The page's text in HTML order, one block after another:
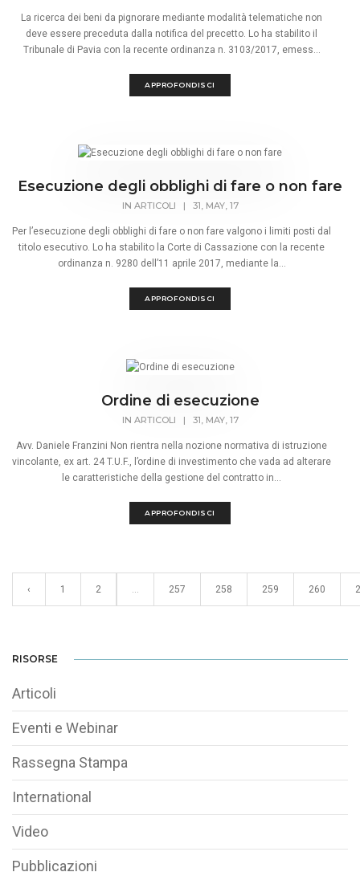
La ricerca dei beni da pignorare mediante modalità telematiche non
deve essere preceduta dalla notifica del precetto. Lo ha stabilito il
Tribunale di Pavia con la recente ordinanza n. 3103/2017, emess...
APPROFONDISCI
Esecuzione degli obblighi di fare o non fare
IN ARTICOLI | 31, MAY, 17
Per l’esecuzione degli obblighi di fare o non fare valgono i limiti posti dal
titolo esecutivo. Lo ha stabilito la Corte di Cassazione con la recente
ordinanza n. 9280 dell’11 aprile 2017, mediante la...
APPROFONDISCI
Ordine di esecuzione
IN ARTICOLI | 31, MAY, 17
Avv. Daniele Franzini Non rientra nella nozione normativa di istruzione
vincolante, ex art. 24 T.U.F., l’ordine di investimento che vada ad alterare
le caratteristiche della gestione del contratto in...
APPROFONDISCI
‹ 1 2 ... 257 258 259 260
RISORSE
Articoli
Eventi e Webinar
Rassegna Stampa
International
Video
Pubblicazioni